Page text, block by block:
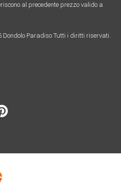
al precedente prezzo valido a
Dondolo Paradiso Tutti i diritti riservati.